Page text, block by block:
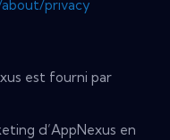
privacy
est fourni par
d’AppNexus en